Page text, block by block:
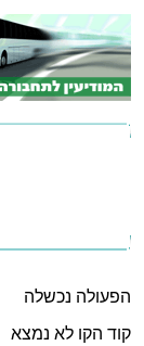
הפעולה נכשלה
קוד הקו לא נמצא